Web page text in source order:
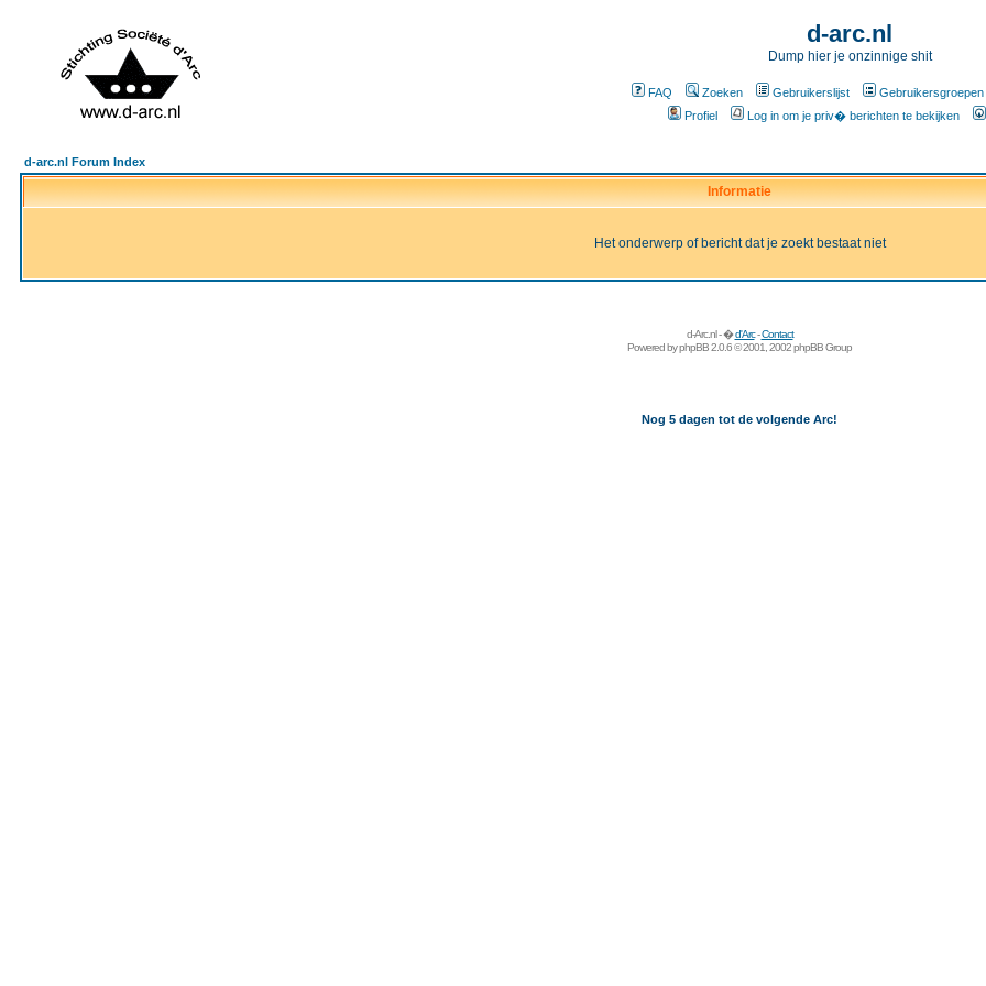
d-arc.nl
Dump hier je onzinnige shit
FAQ Zoeken Gebruikerslijst Gebruikersgroepen
Profiel
Log in om je priv� berichten te bekijken
d-arc.nl Forum Index
Informatie
Het onderwerp of bericht dat je zoekt bestaat niet
d-Arc.nl - �d'Arc-Contact
Powered byphpBB2.0.6 © 2001, 2002 phpBB Group
Nog 5 dagen tot de volgende Arc!